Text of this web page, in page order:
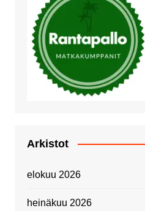
Arkistot
elokuu 2026
heinäkuu 2026